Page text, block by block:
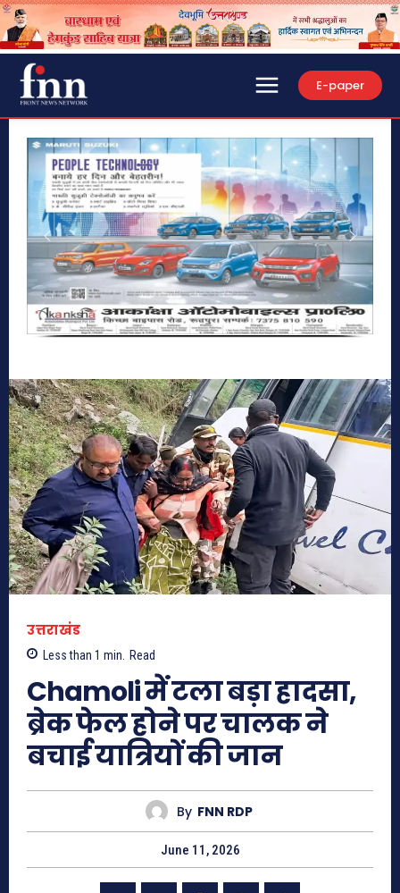
E-paper
उत्तराखंड
Less than 1 min. Read
Chamoli में टला बड़ा हादसा,
ब्रेक फेल होने पर चालक ने
बचाई यात्रियों की जान
By FNN RDP
June 11, 2026